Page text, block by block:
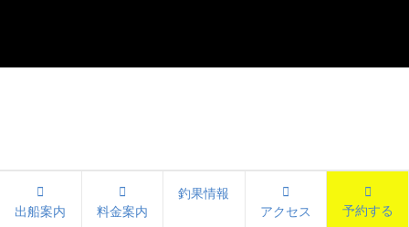
出船案内 料金案内
釣果情報
アクセス
予約する